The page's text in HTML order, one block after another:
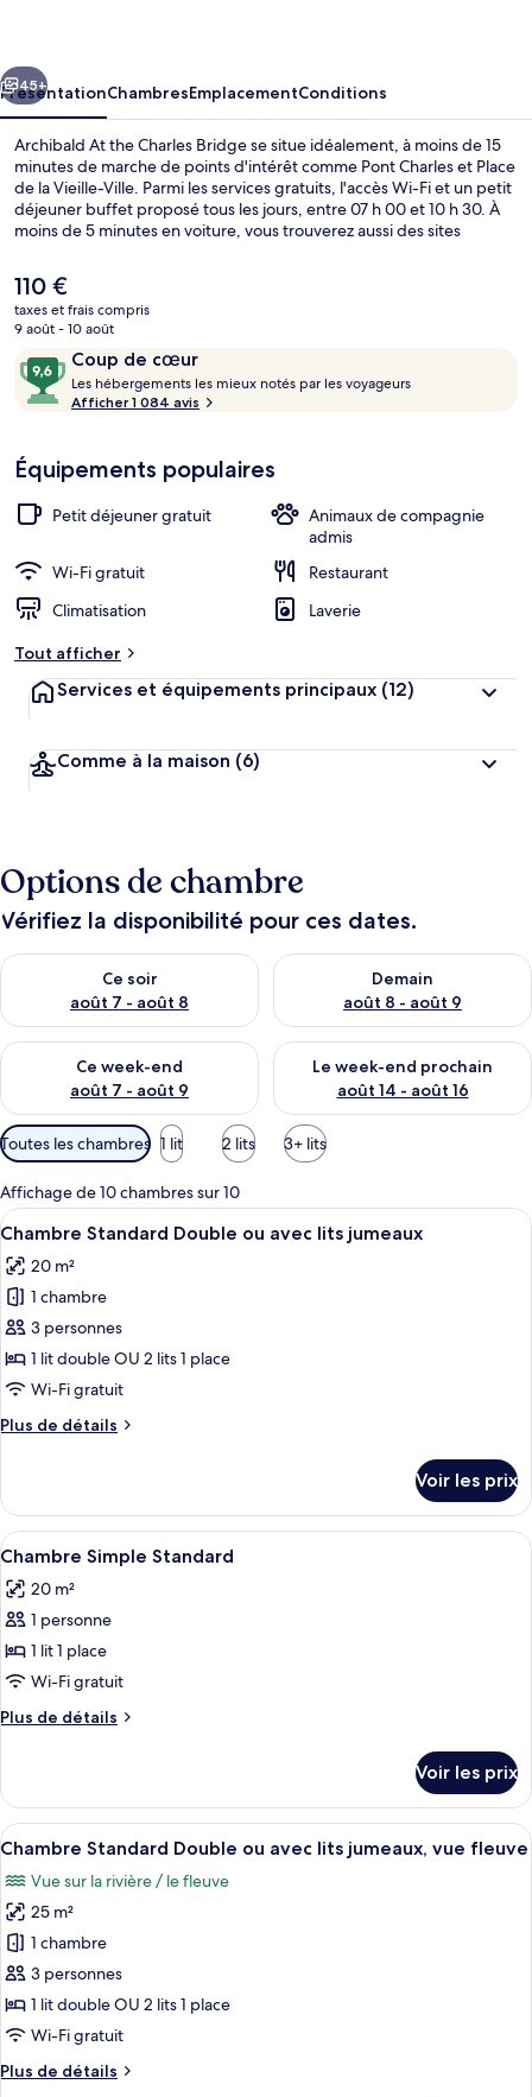
Bridge
Suivant
45+
PrésentationChambresEmplacementConditions
Archibald At the Charles Bridge se situe idéalement, à moins de 15
minutes de marche de points d'intérêt comme Pont Charles et Place
de la Vieille-Ville. Parmi les services gratuits, l'accès Wi-Fi et un petit
déjeuner buffet proposé tous les jours, entre 07 h 00 et 10 h 30. À
moins de 5 minutes en voiture, vous trouverez aussi des sites
personnel attentionné et le petit déjeuner remportent un franc
succès auprès des autres voyageurs. Les transports publics se
situent à une courte distance à pied : Arrêt de tram Hellichova est à
6 min et Arrêt de tram Malostranské Náměstí, à 6 min.
Le
prix
actuel
de
110 €.
110 €
taxes et frais compris
9 août - 10 août
Avis
voyageurs
Coup de cœur
9,6
sur
10,
cœur
Les hébergements les mieux notés par les voyageurs
b
t
l
n
o
t
é
s
p
s
Afficher 1 084 avis
Équipements populaires
Petit déjeuner gratuit
Animaux de compagnie
admis
Wi-Fi gratuit
Restaurant
Climatisation
Laverie
Tout afficher
Services et équipements principaux (12)
Comme à la maison (6)
Options de chambre
Vérifiez la disponibilité pour ces dates.
Ce soir
août 7 - août 8
Vérifier la disponibilité pour ce soir août 7 - août 8
Demain
août 8 - août 9
Vérifier la disponibilité pour
Ce week-end
août 7 - août 9
Vérifier la disponibilité pour ce week-end août 7 - août 9
Le week-end prochain
août 14 - août 16
Vérifier la disponibilité pour
Filtres
disponibles
pour
les
chambres
Toutes les chambres 1 lit 2 lits 3+ lits
Affichage de 10 chambres sur 10
Afficher
toutes
les
photos
pour
ce
type
chambre :
Double
ou
avec
lits
jumeaux
Une chambre à coucher avec un lit
10
Chambre Standard Double ou avec lits jumeaux
20 m²
1 chambre
3 personnes
1 lit double OU 2 lits 1 place
Wi-Fi gratuit
Plus de détails
Plus
le
type
de
Chambre
Standard
ou
avec
jumeaux
Voir les prix
Afficher
toutes
les
photos
pour
ce
type
de
Chambre
Simple
Standard
Une chambre à coucher avec un lit,
4
Chambre Simple Standard
20 m²
1 personne
1 lit 1 place
Wi-Fi gratuit
Plus de détails
Plus
le
type
de
Chambre
Simple
Standard
Voir les prix
Afficher
toutes
les
photos
pour
ce
type
de
chambre :
Chambre
Une chambre à coucher avec un
7
Chambre Standard Double ou avec lits jumeaux, vue fleuve
Vue sur la rivière / le fleuve
25 m²
1 chambre
3 personnes
1 lit double OU 2 lits 1 place
Wi-Fi gratuit
Plus de détails
Plus